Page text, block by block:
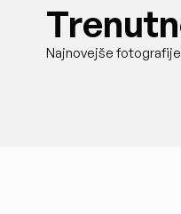
Najnovejše